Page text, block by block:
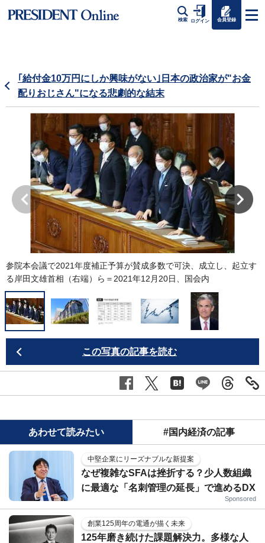
検索 ログイン 会員登録
｢給付金10万円にしか興味がない｣日本の政治家が"お金
配りおじさん"になる悲劇的な結末
参院本会議で2021年度補正予算が賛成多数で可決、成立し、起立す
る岸田文雄首相（右端）ら＝2021年12月20日、国会内
この写真の記事を読む
あわせて読みたい #国内経済の記事
中堅企業にリーズナブルな新提案
なぜ複雑なSFAは挫折する？少人数組織
に最適な「名刺管理の延長」で進めるDX
Sponsored
創業125周年の電通が描く未来
125年磨き続けた課題解決力。多様な人